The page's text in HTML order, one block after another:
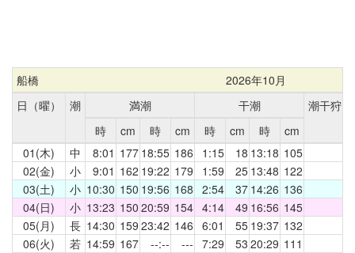
船橋
2026年10月
日（曜）
潮 満潮 干潮 潮干狩
時
cm 時 cm 時 cm 時
cm
01(木)
中 8:01 177 18:55 186 1:15 18 13:18 105
02(金)
小 9:01 162 19:22 179 1:59 25 13:48 122
03(土)
小 10:30 150 19:56 168 2:54 37 14:26 136
04(日)
小 13:23 150 20:59 154 4:14 49 16:56 145
05(月)
長 14:30 159 23:42 146 6:01 55 19:37 132
06(火)
若 14:59 167 --:-- --- 7:29 53 20:29 111